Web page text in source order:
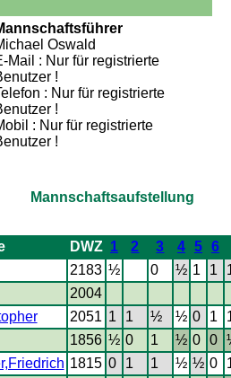
Oswald
Mail : Nur für registrierte
!
: Nur für registrierte
!
: Nur für registrierte
!
Mannschaftsaufstellung
DWZ 1 2 3 4 5 6
2183 ½ 0 ½ 1 1
2004
2051 1 1 ½ ½ 0 1
1856 ½ 0 1 ½ 0 0
1815 0 1 1 ½ ½ 0